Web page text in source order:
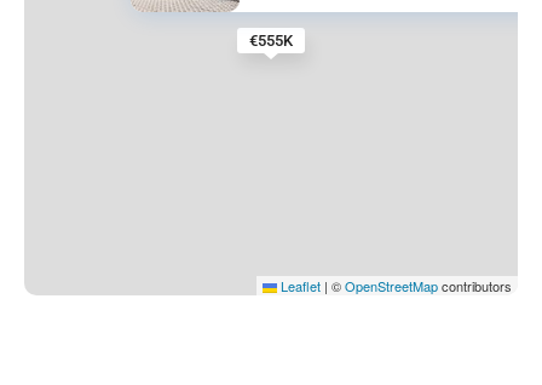
€555K
Leaflet | ©OpenStreetMapcontributors